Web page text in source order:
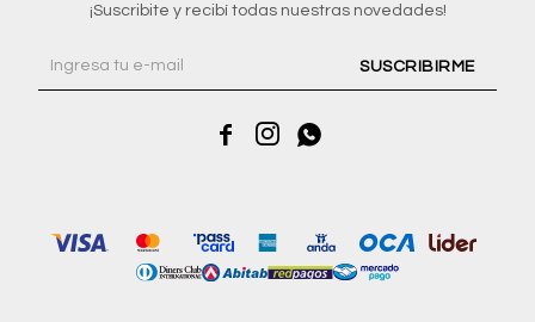
¡Suscribite y recibí todas nuestras novedades!
SUSCRIBIRME
  